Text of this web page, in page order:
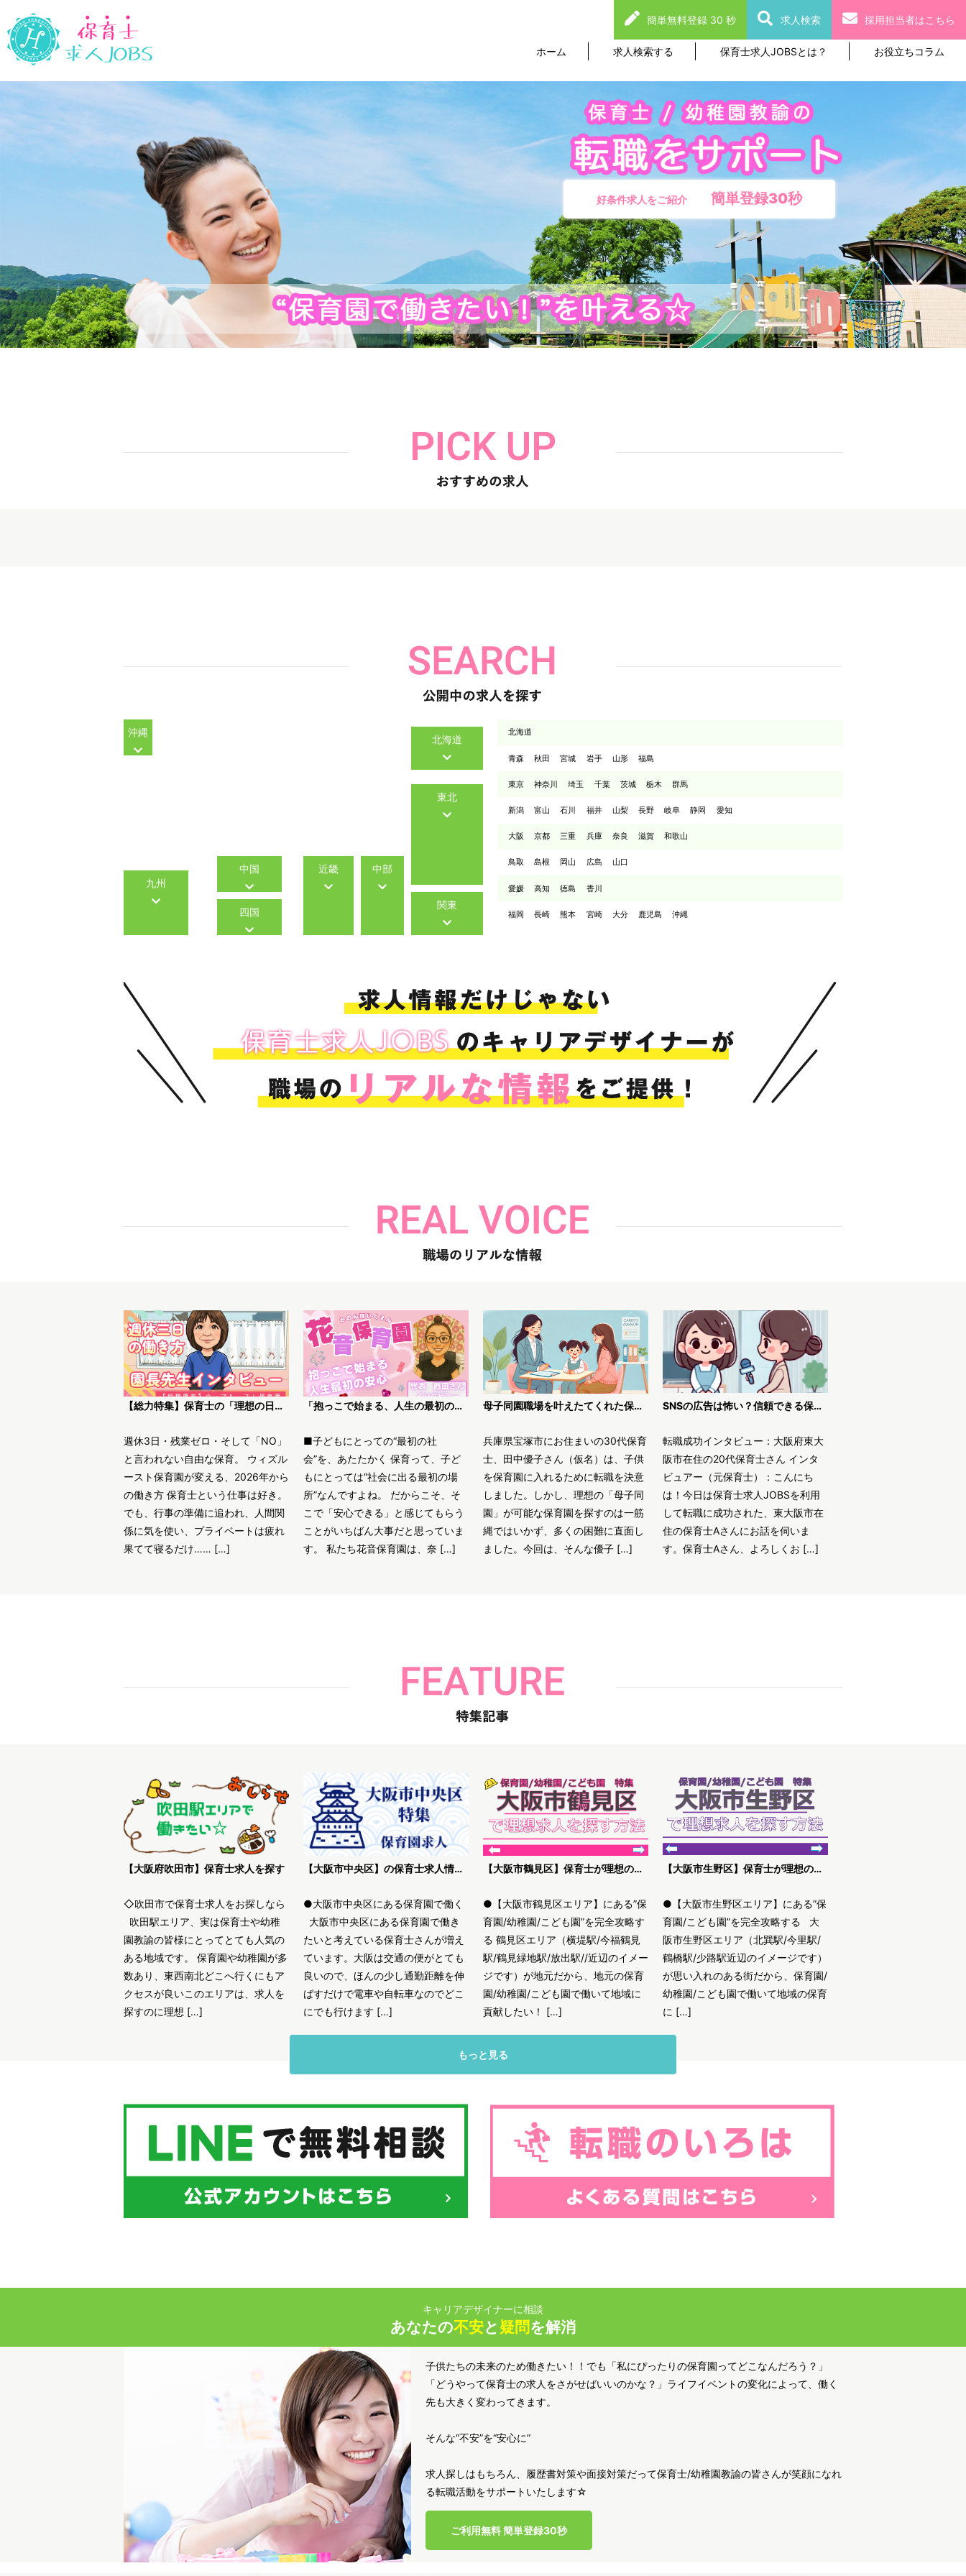
ホーム 求人検索する 保育士求人JOBSとは？ お役立ちコラム
簡単無料登録 30 秒 求人検索 採用担当者はこちら
好条件求人をご紹介 簡単登録30秒
北海道
東北
関東
中部
近畿
中国
四国
九州
沖縄 北海道
青森 秋田 宮城 岩手 山形 福島
東京 神奈川 埼玉 千葉 茨城 栃木 群馬
新潟 富山 石川 福井 山梨 長野 岐阜 静岡 愛知
大阪 京都 三重 兵庫 奈良 滋賀 和歌山
鳥取 島根 岡山 広島 山口
愛媛 高知 徳島 香川
福岡 長崎 熊本 宮崎 大分 鹿児島 沖縄
【総力特集】保育士の「理想の日常」がここにある。ウィズルースト保育園園長インタビュー
週休3日・残業ゼロ・そして「NO」
と言われない自由な保育。 ウィズル
ースト保育園が変える、2026年から
の働き方 保育士という仕事は好き。
でも、行事の準備に追われ、人間関
係に気を使い、プライベートは疲れ
果てて寝るだけ…… […]
「抱っこで始まる、人生の最初の安心」〜花音保育園・西田代表が語る、“丁寧な保育”のかたち〜
■子どもにとっての“最初の社
会”を、あたたかく 保育って、子ど
もにとっては“社会に出る最初の場
所”なんですよね。 だからこそ、そ
こで「安心できる」と感じてもらう
ことがいちばん大事だと思っていま
す。 私たち花音保育園は、奈 […]
母子同園職場を叶えたてくれた保育士求人JOBS
兵庫県宝塚市にお住まいの30代保育
士、田中優子さん（仮名）は、子供
を保育園に入れるために転職を決意
しました。しかし、理想の「母子同
園」が可能な保育園を探すのは一筋
縄ではいかず、多くの困難に直面し
ました。今回は、そんな優子 […]
SNSの広告は怖い？信頼できる保育士求人JOBSで安全に転職！
転職成功インタビュー：大阪府東大
阪市在住の20代保育士さん インタ
ビュアー（元保育士）：こんにち
は！今日は保育士求人JOBSを利用
して転職に成功された、東大阪市在
住の保育士Aさんにお話を伺いま
す。保育士Aさん、よろしくお […]
【大阪府吹田市】保育士求人を探す
◇吹田市で保育士求人をお探しなら
吹田駅エリア、実は保育士や幼稚
園教諭の皆様にとってとても人気の
ある地域です。 保育園や幼稚園が多
数あり、東西南北どこへ行くにもア
クセスが良いこのエリアは、求人を
探すのに理想 […]
【大阪市中央区】の保育士求人情報｜高待遇・未経験歓迎等、理想の保育園を探す方法
●大阪市中央区にある保育園で働く
大阪市中央区にある保育園で働き
たいと考えている保育士さんが増え
ています。大阪は交通の便がとても
良いので、ほんの少し通勤距離を伸
ばすだけで電車や自転車なのでどこ
にでも行けます […]
【大阪市鶴見区】保育士が理想の求人を探す方法解説
●【大阪市鶴見区エリア】にある”保
育園/幼稚園/こども園”を完全攻略す
る 鶴見区エリア（横堤駅/今福鶴見
駅/鶴見緑地駅/放出駅//近辺のイメー
ジです）が地元だから、地元の保育
園/幼稚園/こども園で働いて地域に
貢献したい！ […]
【大阪市生野区】保育士が理想の求人を探す方法
●【大阪市生野区エリア】にある”保
育園/こども園”を完全攻略する 大
阪市生野区エリア（北巽駅/今里駅/
鶴橋駅/少路駅近辺のイメージです）
が思い入れのある街だから、保育園/
幼稚園/こども園で働いて地域の保育
に […]
もっと見る
キャリアデザイナーに相談
あなたの不安と 疑問 を解消
子供たちの未来のため働きたい！！でも「私にぴったりの保育園ってどこなんだろう？」
「どうやって保育士の求人をさがせばいいのかな？」ライフイベントの変化によって、働く
先も大きく変わってきます。
そんな“不安”を“安心に”
求人探しはもちろん、履歴書対策や面接対策だって保育士/幼稚園教諭の皆さんが笑顔になれ
る転職活動をサポートいたします☆
ご利用無料 簡単登録30秒